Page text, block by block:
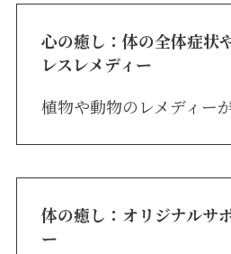
心の癒し：体の全体症状
レスレメディー
植物や動物のレメディー
体の癒し：オリジナルサ
ー